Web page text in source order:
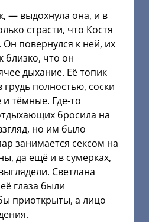
— выдохнула она, и в
страсти, что Костя
повернулся к ней, их
близко, что он
дыхание. Её топик
полностью, соски
тёмные. Где-то
бросила на
но им было
занимается сексом на
да ещё и в сумерках,
Светлана
глаза были
приоткрыты, а лицо